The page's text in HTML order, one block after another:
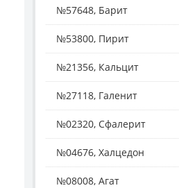
№57648, Барит
№53800, Пирит
№21356, Кальцит
№27118, Галенит
№02320, Сфалерит
№04676, Халцедон
№08008, Агат